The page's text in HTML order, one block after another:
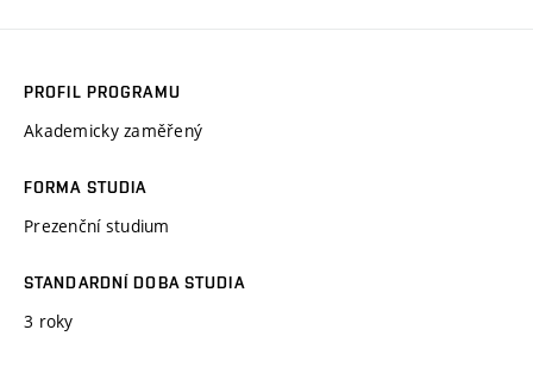
PROFIL PROGRAMU
Akademicky zaměřený
FORMA STUDIA
Prezenční studium
STANDARDNÍ DOBA STUDIA
3 roky